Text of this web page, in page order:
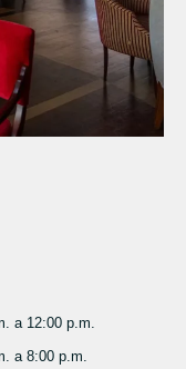
a 12:00 p.m.
a 8:00 p.m.